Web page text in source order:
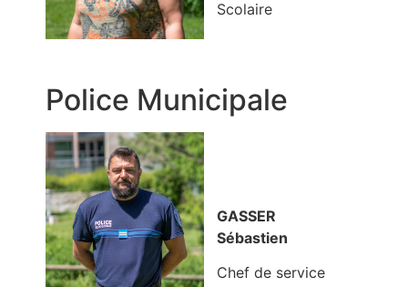
Scolaire
Police Municipale
GASSER
Sébastien
Chef de service